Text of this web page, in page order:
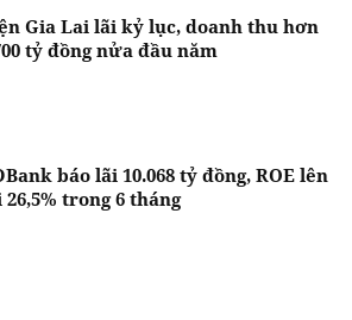
Gia Lai lãi kỷ lục, doanh thu hơn
tỷ đồng nửa đầu năm
báo lãi 10.068 tỷ đồng, ROE lên
trong 6 tháng